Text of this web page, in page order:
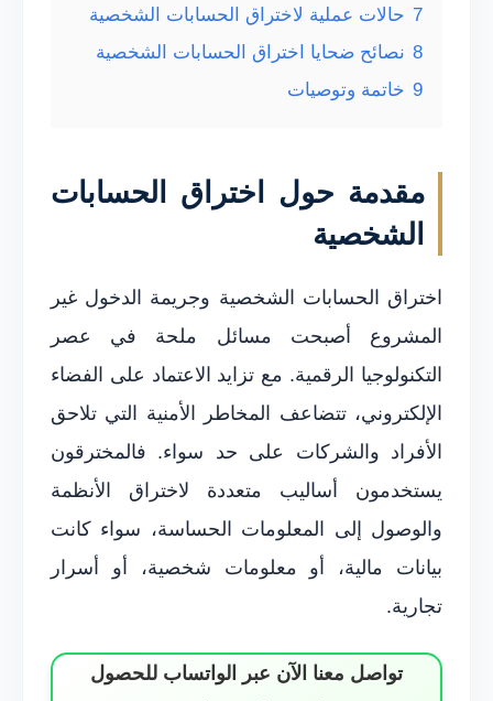
7 حالات عملية لاختراق الحسابات الشخصية
8 نصائح ضحايا اختراق الحسابات الشخصية
9 خاتمة وتوصيات
مقدمة حول اختراق الحسابات
الشخصية
اختراق الحسابات الشخصية وجريمة الدخول غير
المشروع أصبحت مسائل ملحة في عصر
التكنولوجيا الرقمية. مع تزايد الاعتماد على الفضاء
الإلكتروني، تتضاعف المخاطر الأمنية التي تلاحق
الأفراد والشركات على حد سواء. فالمخترقون
يستخدمون أساليب متعددة لاختراق الأنظمة
والوصول إلى المعلومات الحساسة، سواء كانت
بيانات مالية، أو معلومات شخصية، أو أسرار
تجارية.
تواصل معنا الآن عبر الواتساب للحصول